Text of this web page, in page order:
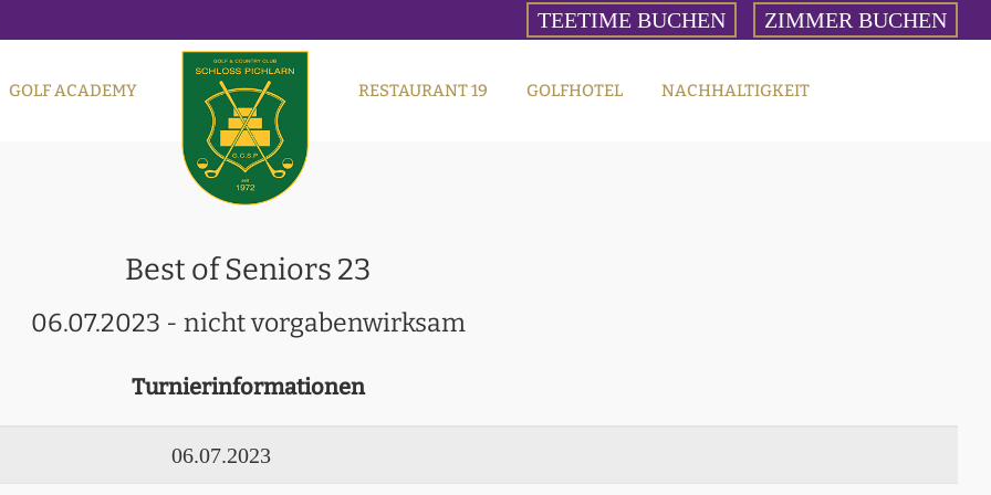
TEETIME BUCHEN ZIMMER BUCHEN
GOLF ACADEMY RESTAURANT 19 GOLFHOTEL NACHHALTIGKEIT
Best of Seniors 23
06.07.2023 - nicht vorgabenwirksam
Turnierinformationen
06.07.2023